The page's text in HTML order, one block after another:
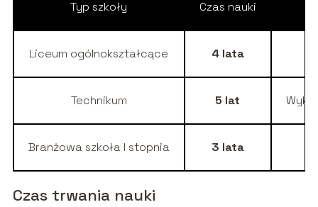
Typ szkoły Czas nauki
Liceum ogólnokształcące 4 lata
Technikum 5 lat
Branżowa szkoła I stopnia 3 lata
Czas trwania nauki